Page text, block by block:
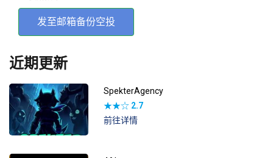
发至邮箱备份空投
近期更新
SpekterAgency
★★☆ 2.7
前往详情